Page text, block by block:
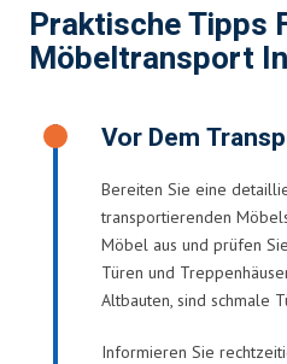
Praktische Tipps
Möbeltransport
Vor Dem
Bereiten Sie eine
transportierenden
Möbel aus und prüfen
Türen und
Altbauten, sind schmale
Informieren Sie